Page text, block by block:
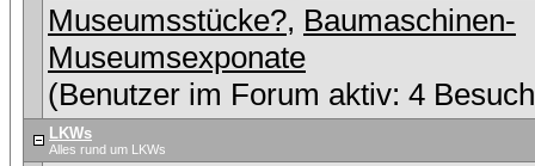
Museumsstücke?, Baumaschinen-
Museumsexponate
(Benutzer im Forum aktiv: 4
LKWs
Alles rund um LKWs